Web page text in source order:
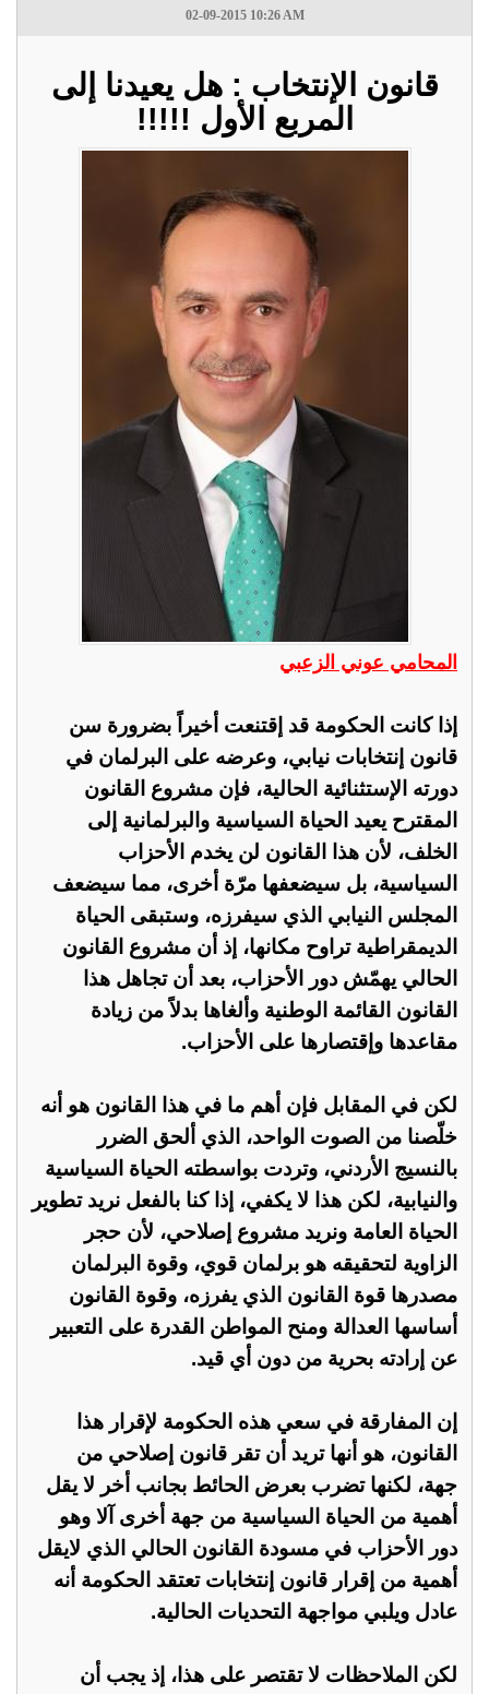
02-09-2015 10:26 AM
قانون الإنتخاب : هل يعيدنا إلى
المربع الأول !!!!!
المحامي عوني الزعبي
إذا كانت الحكومة قد إقتنعت أخيراً بضرورة سن
قانون إنتخابات نيابي، وعرضه على البرلمان في
دورته الإستثنائية الحالية، فإن مشروع القانون
المقترح يعيد الحياة السياسية والبرلمانية إلى
الخلف، لأن هذا القانون لن يخدم الأحزاب
السياسية، بل سيضعفها مرّة أخرى، مما سيضعف
المجلس النيابي الذي سيفرزه، وستبقى الحياة
الديمقراطية تراوح مكانها، إذ أن مشروع القانون
الحالي يهمّش دور الأحزاب، بعد أن تجاهل هذا
القانون القائمة الوطنية وألغاها بدلاً من زيادة
مقاعدها وإقتصارها على الأحزاب.
لكن في المقابل فإن أهم ما في هذا القانون هو أنه
خلّصنا من الصوت الواحد، الذي ألحق الضرر
بالنسيج الأردني، وتردت بواسطته الحياة السياسية
والنيابية، لكن هذا لا يكفي، إذا كنا بالفعل نريد تطوير
الحياة العامة ونريد مشروع إصلاحي، لأن حجر
الزاوية لتحقيقه هو برلمان قوي، وقوة البرلمان
مصدرها قوة القانون الذي يفرزه، وقوة القانون
أساسها العدالة ومنح المواطن القدرة على التعبير
عن إرادته بحرية من دون أي قيد.
إن المفارقة في سعي هذه الحكومة لإقرار هذا
القانون، هو أنها تريد أن تقر قانون إصلاحي من
جهة، لكنها تضرب بعرض الحائط بجانب أخر لا يقل
أهمية من الحياة السياسية من جهة أخرى آلا وهو
دور الأحزاب في مسودة القانون الحالي الذي لايقل
أهمية من إقرار قانون إنتخابات تعتقد الحكومة أنه
عادل ويلبي مواجهة التحديات الحالية.
لكن الملاحظات لا تقتصر على هذا، إذ يجب أن